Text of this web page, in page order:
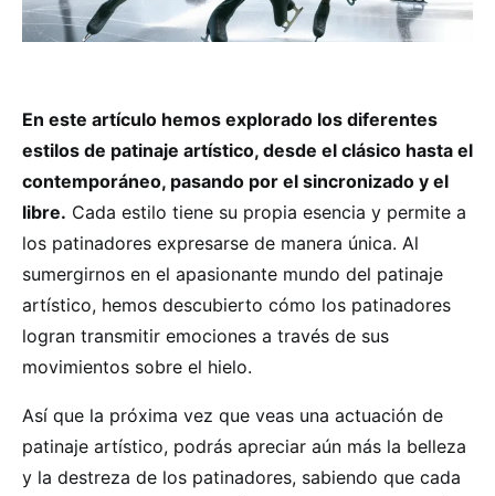
En este artículo hemos explorado los diferentes
estilos de patinaje artístico, desde el clásico hasta el
contemporáneo, pasando por el sincronizado y el
libre. Cada estilo tiene su propia esencia y permite a
los patinadores expresarse de manera única. Al
sumergirnos en el apasionante mundo del patinaje
artístico, hemos descubierto cómo los patinadores
logran transmitir emociones a través de sus
movimientos sobre el hielo.
Así que la próxima vez que veas una actuación de
patinaje artístico, podrás apreciar aún más la belleza
y la destreza de los patinadores, sabiendo que cada